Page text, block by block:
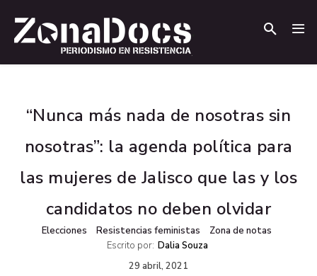
“Nunca más nada de nosotras sin
nosotras”: la agenda política para
las mujeres de Jalisco que las y los
candidatos no deben olvidar
Elecciones Resistencias feministas
Zona de notas
Escrito por: Dalia Souza
29 abril, 2021